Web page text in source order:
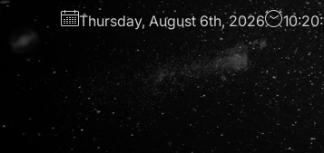
Skip
content
Thursday, August 6th, 2026